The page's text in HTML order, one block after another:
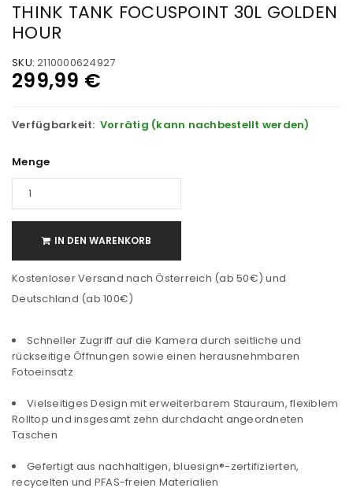
THINK TANK FOCUSPOINT 30L GOLDEN
HOUR
SKU: 2110000624927
299,99 €
Verfügbarkeit: Vorrätig (kann nachbestellt werden)
Menge
IN DEN WARENKORB
Kostenloser Versand nach Österreich (ab 50€) und
Deutschland (ab 100€)
Schneller Zugriff auf die Kamera durch seitliche und
rückseitige Öffnungen sowie einen herausnehmbaren
Fotoeinsatz
Vielseitiges Design mit erweiterbarem Stauraum, flexiblem
Rolltop und insgesamt zehn durchdacht angeordneten
Taschen
Gefertigt aus nachhaltigen, bluesign®-zertifizierten,
recycelten und PFAS-freien Materialien